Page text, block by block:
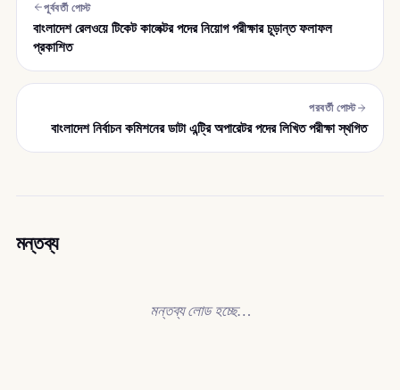
পূর্ববর্তী পোস্ট
বাংলাদেশ রেলওয়ে টিকেট কালেক্টর পদের নিয়োগ পরীক্ষার চূড়ান্ত ফলাফল
প্রকাশিত
পরবর্তী পোস্ট
বাংলাদেশ নির্বাচন কমিশনের ডাটা এন্ট্রি অপারেটর পদের লিখিত পরীক্ষা স্থগিত
মন্তব্য
মন্তব্য লোড হচ্ছে…